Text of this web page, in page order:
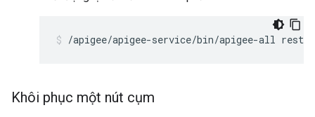
/apigee/apigee-service/bin/apigee-all
Khôi phục một nút cụm